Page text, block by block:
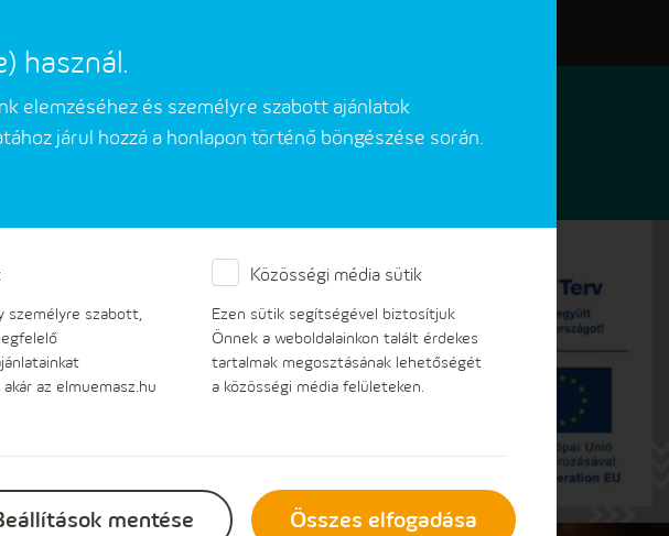
használ.
elemzéséhez és személyre szabott ajánlatok
járul hozzá a honlapon történő böngészése során.
személyre szabott,
az elmuemasz.hu
Közösségi média sütik
Ezen sütik segítségével biztosítjuk
Önnek a weboldalainkon talált érdekes
tartalmak megosztásának lehetőségét
a közösségi média felületeken.
mentése Összes elfogadása